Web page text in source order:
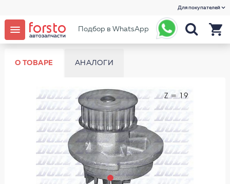
Для покупателей
Подбор в WhatsApp
О ТОВАРЕ АНАЛОГИ